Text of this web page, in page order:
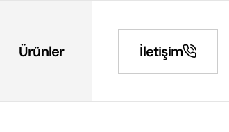
Ürünler İletişim